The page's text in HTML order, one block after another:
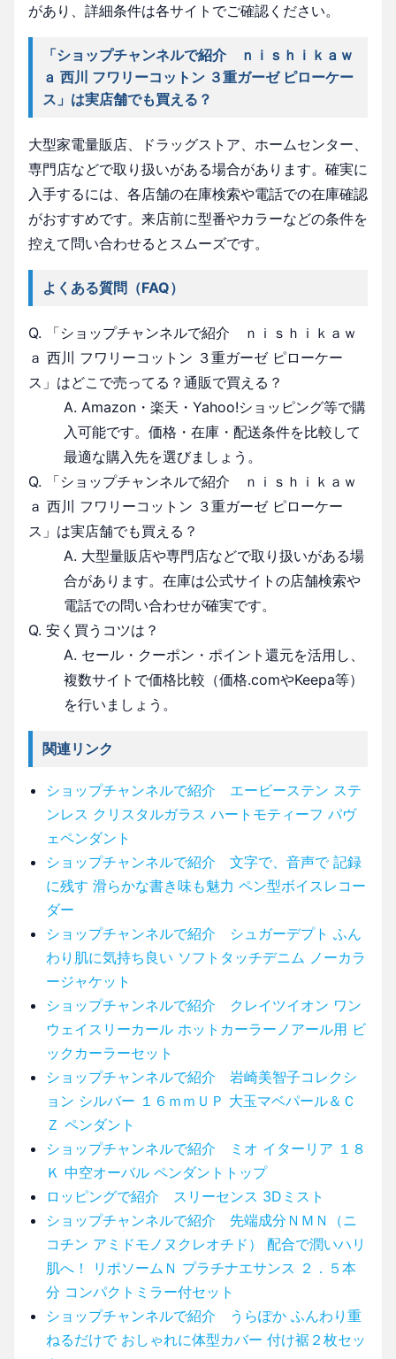
があり、詳細条件は各サイトでご確認ください。
「ショップチャンネルで紹介 ｎｉｓｈｉｋａｗ
ａ 西川 フワリーコットン ３重ガーゼ ピローケー
ス」は実店舗でも買える？
大型家電量販店、ドラッグストア、ホームセンター、
専門店などで取り扱いがある場合があります。確実に
入手するには、各店舗の在庫検索や電話での在庫確認
がおすすめです。来店前に型番やカラーなどの条件を
控えて問い合わせるとスムーズです。
よくある質問（FAQ）
Q. 「ショップチャンネルで紹介 ｎｉｓｈｉｋａｗ
ａ 西川 フワリーコットン ３重ガーゼ ピローケー
ス」はどこで売ってる？通販で買える？
A. Amazon・楽天・Yahoo!ショッピング等で購
入可能です。価格・在庫・配送条件を比較して
最適な購入先を選びましょう。
Q. 「ショップチャンネルで紹介 ｎｉｓｈｉｋａｗ
ａ 西川 フワリーコットン ３重ガーゼ ピローケー
ス」は実店舗でも買える？
A. 大型量販店や専門店などで取り扱いがある場
合があります。在庫は公式サイトの店舗検索や
電話での問い合わせが確実です。
Q. 安く買うコツは？
A. セール・クーポン・ポイント還元を活用し、
複数サイトで価格比較（価格.comやKeepa等）
を行いましょう。
関連リンク
ショップチャンネルで紹介 エービーステン ステ
ンレス クリスタルガラス ハートモティーフ パヴ
ェペンダント
ショップチャンネルで紹介 文字で、音声で 記録
に残す 滑らかな書き味も魅力 ペン型ボイスレコー
ダー
ショップチャンネルで紹介 シュガーデプト ふん
わり肌に気持ち良い ソフトタッチデニム ノーカラ
ージャケット
ショップチャンネルで紹介 クレイツイオン ワン
ウェイスリーカール ホットカーラーノアール用 ビ
ックカーラーセット
ショップチャンネルで紹介 岩崎美智子コレクシ
ョン シルバー １６ｍｍＵＰ 大玉マベパール＆Ｃ
Ｚ ペンダント
ショップチャンネルで紹介 ミオ イターリア １８
Ｋ 中空オーバル ペンダントトップ
ロッピングで紹介 スリーセンス 3Dミスト
ショップチャンネルで紹介 先端成分ＮＭＮ（ニ
コチン アミドモノヌクレオチド） 配合で潤いハリ
肌へ！ リポソームＮ プラチナエサンス ２．５本
分 コンパクトミラー付セット
ショップチャンネルで紹介 うらぽか ふんわり重
ねるだけで おしゃれに体型カバー 付け裾２枚セッ